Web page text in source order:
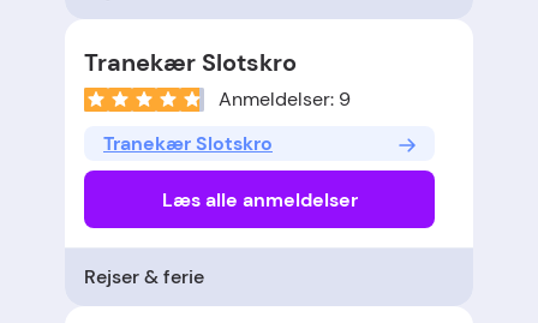
Tranekær Slotskro
Anmeldelser: 9
Tranekær Slotskro
Læs alle anmeldelser
Rejser & ferie